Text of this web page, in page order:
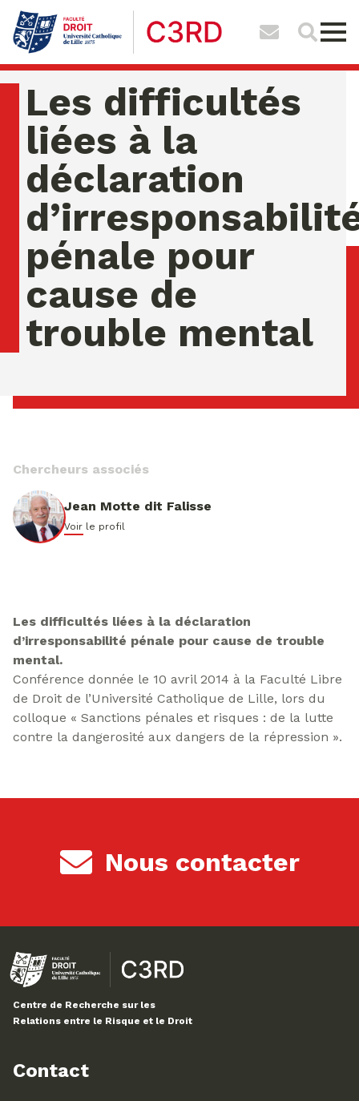
Les difficultés
liées à la
déclaration
pénale pour
cause de
trouble mental
Chercheurs associés
Jean Motte dit Falisse
Voir le profil
Les difficultés liées à la déclaration
d’irresponsabilité pénale pour cause de trouble
mental.
Conférence donnée le 10 avril 2014 à la Faculté Libre
de Droit de l’Université Catholique de Lille, lors du
colloque « Sanctions pénales et risques : de la lutte
contre la dangerosité aux dangers de la répression ».
Nous contacter
Centre de Recherche sur les
Relations entre le Risque et le Droit
Contact